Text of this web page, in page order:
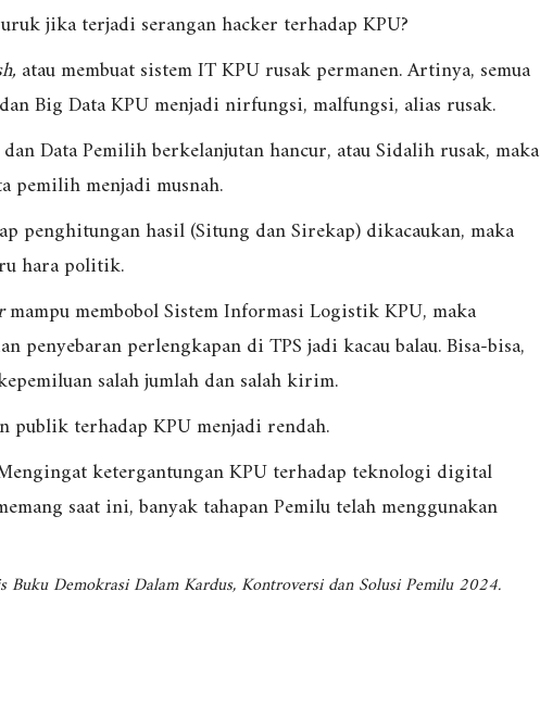
jika terjadi serangan hacker terhadap KPU?
atau membuat sistem IT KPU rusak permanen. Artinya, semua
Big Data KPU menjadi nirfungsi, malfungsi, alias rusak.
Data Pemilih berkelanjutan hancur, atau Sidalih rusak, maka
pemilih menjadi musnah.
penghitungan hasil (Situng dan Sirekap) dikacaukan, maka
hara politik.
mampu membobol Sistem Informasi Logistik KPU, maka
penyebaran perlengkapan di TPS jadi kacau balau. Bisa-bisa,
salah jumlah dan salah kirim.
publik terhadap KPU menjadi rendah.
ketergantungan KPU terhadap teknologi digital
saat ini, banyak tahapan Pemilu telah menggunakan
Buku Demokrasi Dalam Kardus, Kontroversi dan Solusi Pemilu 2024.